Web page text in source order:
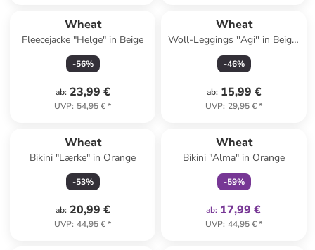
Wheat
Fleecejacke "Helge" in Beige
-56%
ab: 23,99 €
UVP: 54,95 €*
Wheat
Woll-Leggings ''Agi'' in Beige/
Rosa
-46%
ab: 15,99 €
UVP: 29,95 €*
Wheat
Bikini "Lærke" in Orange
-53%
ab: 20,99 €
UVP: 44,95 €*
Wheat
Bikini "Alma" in Orange
-59%
ab: 17,99 €
UVP: 44,95 €*